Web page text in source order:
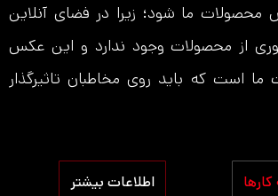
محصولات ما شود؛ زیرا در فضای آنلاین
از محصولات وجود ندارد و این عکس
ما است که باید روی مخاطبان تاثیرگذار
اطلاعات بیشتر